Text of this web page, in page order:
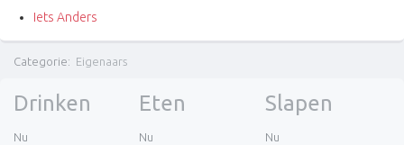
Iets Anders
Categorie: Eigenaars
Drinken
Nu
Eten
Nu
Slapen
Nu